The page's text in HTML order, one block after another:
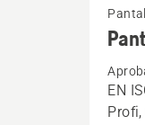
más
sobre
EN
Profi,